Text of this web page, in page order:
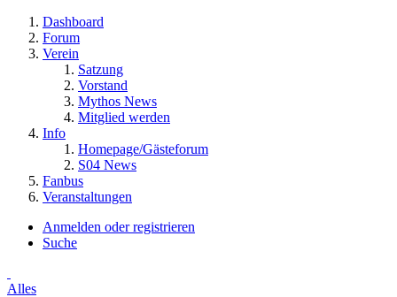
Dashboard
Forum
Verein
Satzung
Vorstand
Mythos News
Mitglied werden
Info
Homepage/Gästeforum
S04 News
Fanbus
Veranstaltungen
Anmelden oder registrieren
Suche
Alles